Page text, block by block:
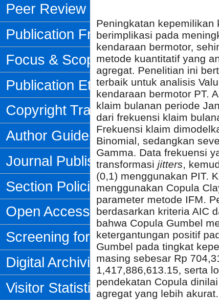
Peer Review Process
Publication Frequency
Focus & Scope
Publication Ethics
Copyright Transfer Form
Author Guidelines
Journal Publishing Fee
Section Policies
Open Access Policy
Screening for Plagiarism
Digital Archiving
Visitor Statistics
Peningkatan kepemilikan
berimplikasi pada
kendaraan bermotor,
metode kuantitatif yang
agregat. Penelitian ini
terbaik untuk analisis
kendaraan bermotor PT.
klaim bulanan periode
dari frekuensi klaim
Frekuensi klaim
Binomial, sedangkan
Gamma. Data frekuensi
transformasi jitters,
(0,1) menggunakan PIT.
menggunakan Copula
parameter metode IFM.
berdasarkan kriteria AIC
bahwa Copula Gumbel
ketergantungan positif
Gumbel pada tingkat
masing sebesar Rp
1,417,886,613.15, serta
pendekatan Copula
agregat yang lebih akurat.